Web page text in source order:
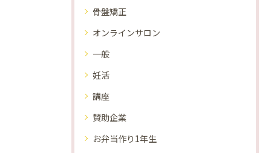
骨盤矯正
オンラインサロン
一般
妊活
講座
賛助企業
お弁当作り1年生